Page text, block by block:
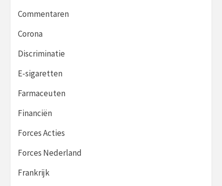
Commentaren
Corona
Discriminatie
E-sigaretten
Farmaceuten
Financiën
Forces Acties
Forces Nederland
Frankrijk